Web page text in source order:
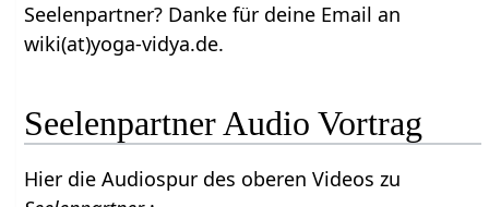
Seelenpartner? Danke für deine Email an
wiki(at)yoga-vidya.de.
Seelenpartner Audio Vortrag
Hier die Audiospur des oberen Videos zu